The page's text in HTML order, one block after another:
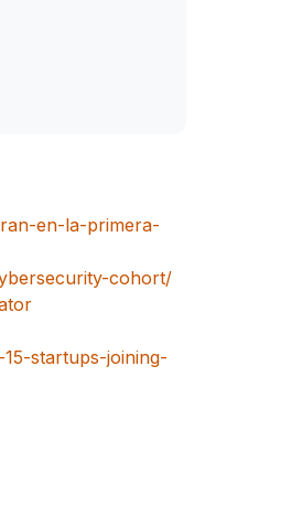
en-la-primera-
cohort/
startups-joining-